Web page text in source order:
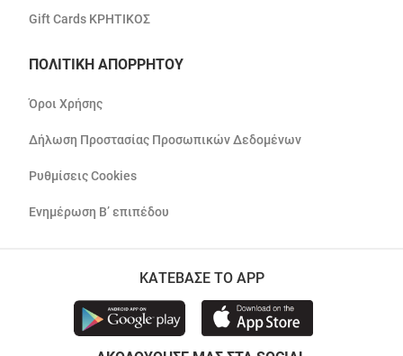
Gift Cards ΚΡΗΤΙΚΟΣ
ΠΟΛΙΤΙΚΗ ΑΠΟΡΡΗΤΟΥ
Όροι Χρήσης
Δήλωση Προστασίας Προσωπικών Δεδομένων
Ρυθμίσεις Cookies
Ενημέρωση Β’ επιπέδου
ΚΑΤΕΒΑΣΕ ΤΟ APP